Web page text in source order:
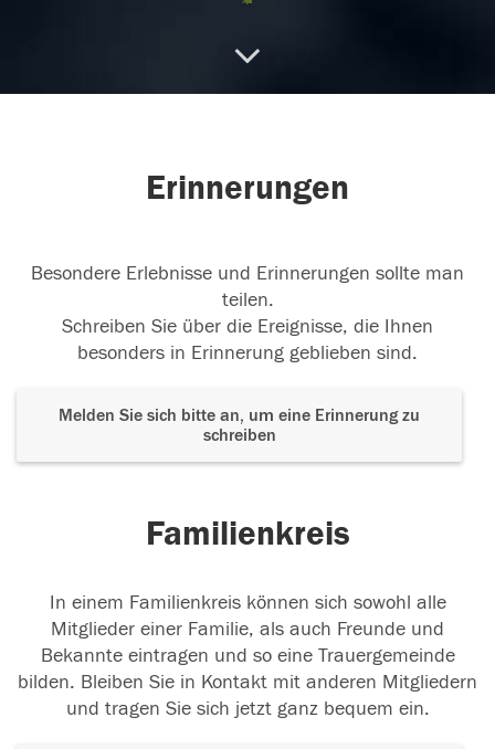
Erinnerungen
Besondere Erlebnisse und Erinnerungen sollte man
teilen.
Schreiben Sie über die Ereignisse, die Ihnen
besonders in Erinnerung geblieben sind.
Melden Sie sich bitte an, um eine Erinnerung zu
schreiben
Familienkreis
In einem Familienkreis können sich sowohl alle
Mitglieder einer Familie, als auch Freunde und
Bekannte eintragen und so eine Trauergemeinde
bilden. Bleiben Sie in Kontakt mit anderen Mitgliedern
und tragen Sie sich jetzt ganz bequem ein.